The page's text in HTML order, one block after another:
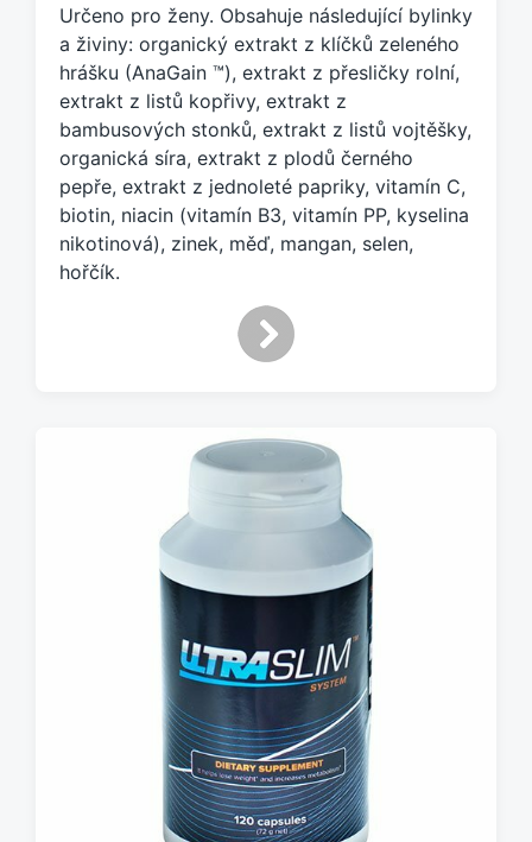
e
n
o
a
g
e
m
:
Určeno pro ženy. Obsahuje následující bylinky
a živiny: organický extrakt z klíčků zeleného
hrášku (AnaGain ™), extrakt z přesličky rolní,
extrakt z listů kopřivy, extrakt z
bambusových stonků, extrakt z listů vojtěšky,
organická síra, extrakt z plodů černého
pepře, extrakt z jednoleté papriky, vitamín C,
biotin, niacin (vitamín B3, vitamín PP, kyselina
nikotinová), zinek, měď, mangan, selen,
hořčík.